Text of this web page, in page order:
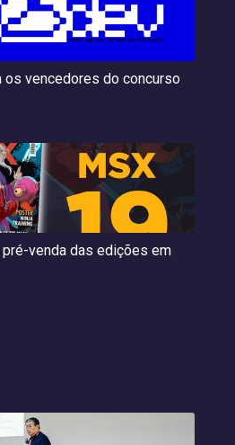
os vencedores do concurso
venda das edições em